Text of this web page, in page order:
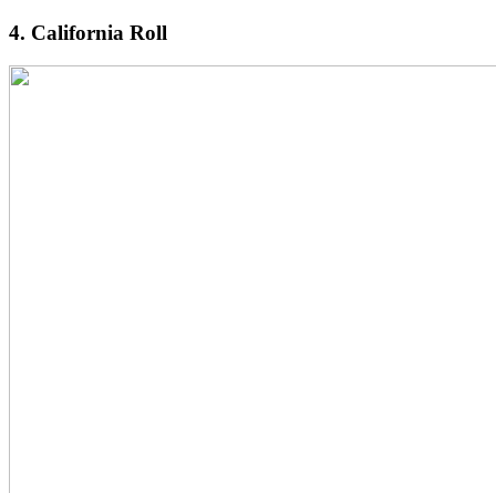
4. California Roll